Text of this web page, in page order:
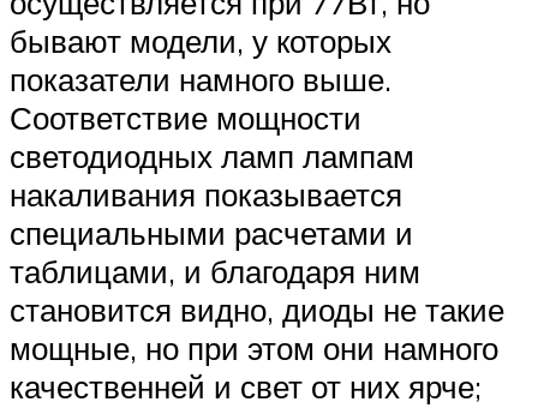
бывают модели, у которых
показатели намного выше.
Соответствие мощности
светодиодных ламп лампам
накаливания показывается
специальными расчетами и
таблицами, и благодаря ним
становится видно, диоды не такие
мощные, но при этом они намного
качественней и свет от них ярче;